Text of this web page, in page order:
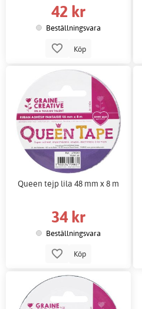
42 kr
Beställningsvara
Köp
Queen tejp lila 48 mm x 8 m
34 kr
Beställningsvara
Köp